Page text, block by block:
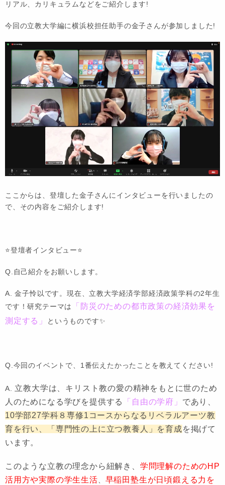
リアル、カリキュラムなどをご紹介します!
今回の立教大学編に横浜校担任助手の金子さんが参加しました!
ここからは、登壇した金子さんにインタビューを行いましたの
で、その内容をご紹介します!
⭐️登壇者インタビュー⭐️
Q.自己紹介をお願いします。
A. 金子怜以です。現在、立教大学経済学部経済政策学科の2年生
です！研究テーマは
「防災のための都市政策の経済効果を
測定する」
というものです✨
Q.今回のイベントで、1番伝えたかったことを教えてください!
A. 立教大学は、キリスト教の愛の精神をもとに世のため
人のためになる学びを提供する
「自由の学府」 であり、
10学部27学科８専修1コースからなるリベラルアーツ教
育を行い、「専門性の上に立つ教養人」を育成を掲げて
います。
このような立教の理念から紐解き、 学問理解のためのHP
活用方や実際の学生生活
早稲田塾生が日頃鍛える力を